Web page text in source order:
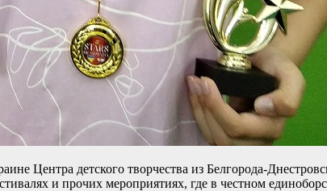
Центра детского творчества из Белгорода-
и прочих мероприятиях, где в честном